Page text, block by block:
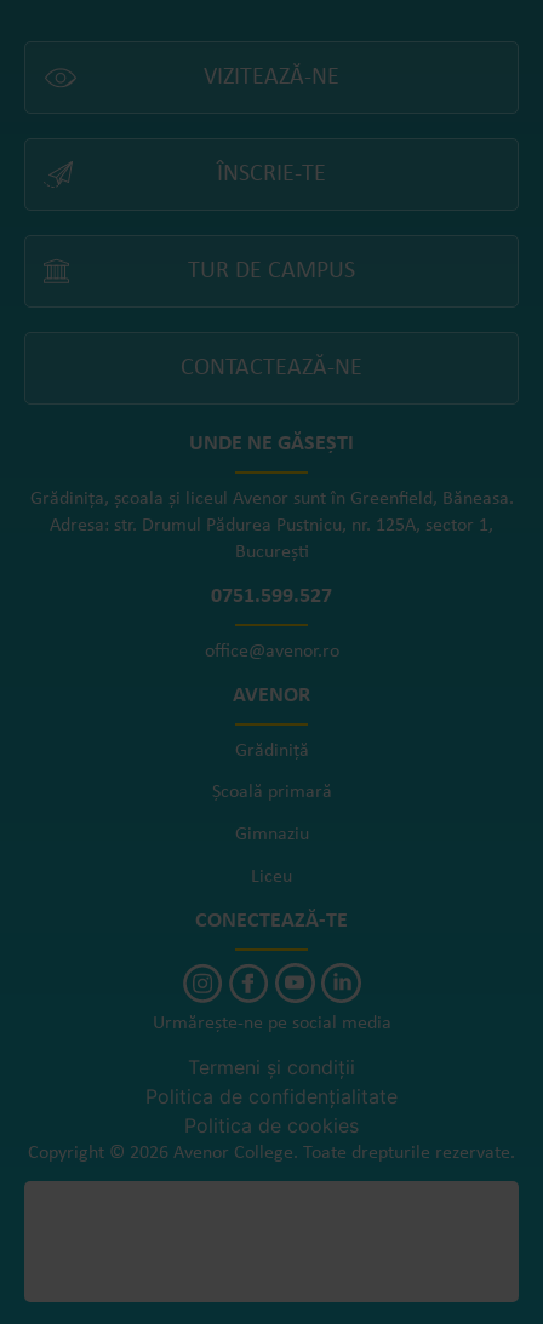
VIZITEAZĂ-NE
ÎNSCRIE-TE
TUR DE CAMPUS
CONTACTEAZĂ-NE
UNDE NE GĂSEȘTI
Grădinița, școala și liceul Avenor sunt în Greenfield, Băneasa.
Adresa: str. Drumul Pădurea Pustnicu, nr. 125A, sector 1,
București
0751.599.527
office@avenor.ro
AVENOR
Grădiniță
Școală primară
Gimnaziu
Liceu
CONECTEAZĂ-TE
Urmărește-ne pe social media
Termeni și condiții
Politica de confidențialitate
Politica de cookies
Copyright © 2026 Avenor College. Toate drepturile rezervate.